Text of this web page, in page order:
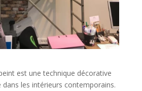
est une technique décorative
les intérieurs contemporains.